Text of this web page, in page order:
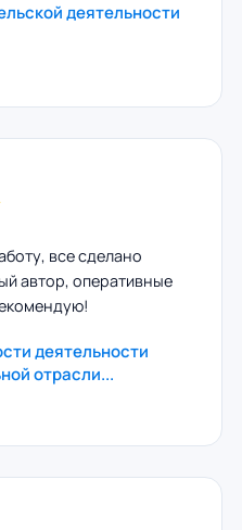
деятельности
все сделано
автор, оперативные
деятельности
отрасли...